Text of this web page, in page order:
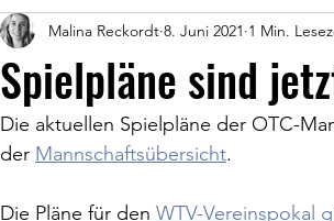
Spielpläne sind
Malina Reckordt 8. Juni 2021 1 Min.
Die aktuellen Spielpläne der OTC-
der Mannschaftsübersicht.
Die Pläne für den WTV-Vereinspokal